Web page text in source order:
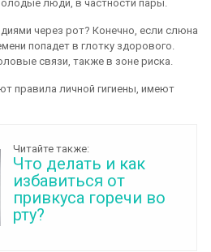
люди, в частности пары.
через рот? Конечно, если слюна
попадет в глотку здорового.
связи, также в зоне риска.
правила личной гигиены, имеют
Читайте также:
Что делать и как
избавиться от
привкуса горечи во
рту?